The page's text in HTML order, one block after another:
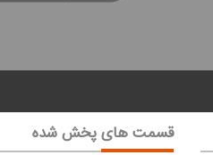
قسمت های پخش شده